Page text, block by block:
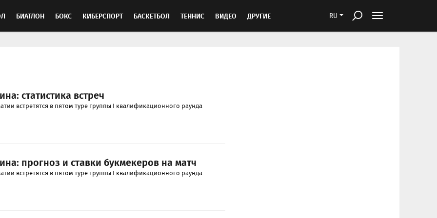
RU
БИАТЛОН БОКС КИБЕРСПОРТ БАСКЕТБОЛ ТЕННИС ВИДЕО ДРУГИЕ
статистика встреч
встретятся в пятом туре группы I квалификационного раунда
прогноз и ставки букмекеров на матч
встретятся в пятом туре группы I квалификационного раунда